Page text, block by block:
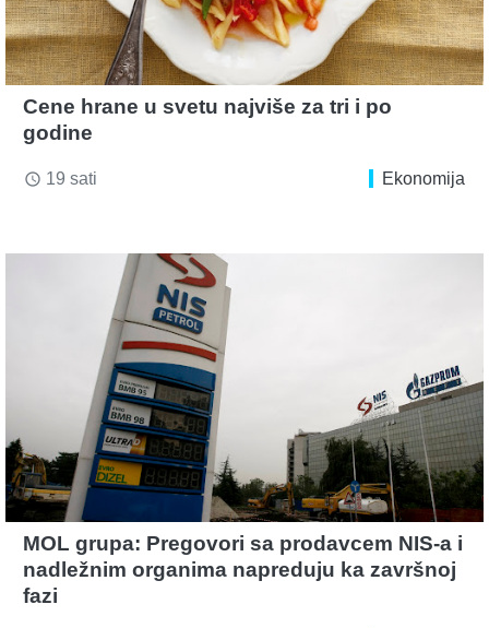
Cene hrane u svetu najviše za tri i po
godine
access_time 19 sati Ekonomija
MOL grupa: Pregovori sa prodavcem NIS-a i
nadležnim organima napreduju ka završnoj
fazi